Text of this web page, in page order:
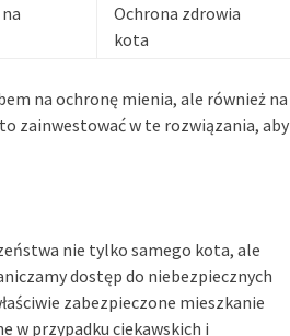
Ochrona zdrowia
kota
na ochronę mienia, ale również na
zainwestować w te rozwiązania, aby
nie tylko samego kota, ale
dostęp do niebezpiecznych
zabezpieczone mieszkanie
w przypadku ciekawskich i